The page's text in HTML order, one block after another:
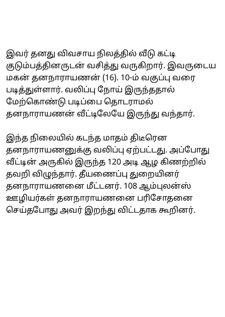
இவர் தனது விவசாய நிலத்தில் வீடு கட்டி
குடும்பத்தினருடன் வசித்து வருகிறார். இவருடைய
மகன் தனநாராயணன் (16). 10-ம் வகுப்பு வரை
படித்துள்ளார். வலிப்பு நோய் இருந்ததால்
மேற்கொண்டு படிப்பை தொடராமல்
தனநாராயணன் வீட்டிலேயே இருந்து வந்தார்.
இந்த நிலையில் கடந்த மாதம் திடீரென
தனநாராயணனுக்கு வலிப்பு ஏற்பட்டது. அப்போது
வீட்டின் அருகில் இருந்த 120 அடி ஆழ கிணற்றில்
தவறி விழுந்தார். தீயணைப்பு துறையினர்
தனநாராயணனை மீட்டனர். 108 ஆம்புலன்ஸ்
ஊழியர்கள் தனநாராயணனை பரிசோதனை
செய்தபோது அவர் இறந்து விட்டதாக கூறினர்.